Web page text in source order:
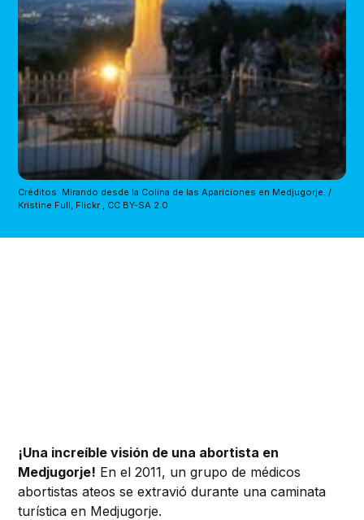
Créditos: Mirando desde la Colina de las Apariciones en Medjugorje. /
Kristine Full, Flickr , CC BY-SA 2.0
¡Una increíble visión de una abortista en
Medjugorje! En el 2011, un grupo de médicos
abortistas ateos se extravió durante una caminata
turística en Medjugorje.